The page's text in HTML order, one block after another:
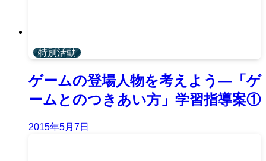
特別活動
ゲームの登場人物を考えよう―「ゲ
ームとのつきあい方」学習指導案①
2015年5月7日